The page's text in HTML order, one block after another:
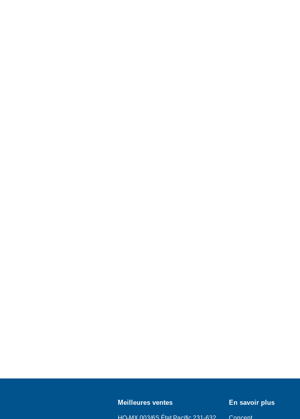
Meilleures ventes En savoir plus